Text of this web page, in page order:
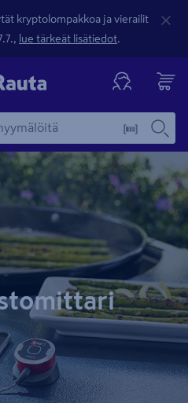
kryptolompakkoa ja vierailit
lue tärkeät lisätiedot.